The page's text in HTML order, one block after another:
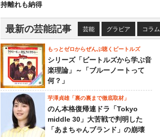
持離れも納得
最新の芸能記事 芸能 グラビア コラム
もっとゼロからぜんぶ聴くビートルズ
シリーズ「ビートルズから学ぶ音
楽理論」～「ブルーノートって
何？」
芋澤貞雄「裏の裏まで徹底取材」
のん本格復帰連ドラ「Tokyo
middle 30」大苦戦で判明した
「あまちゃんブランド」の崩壊